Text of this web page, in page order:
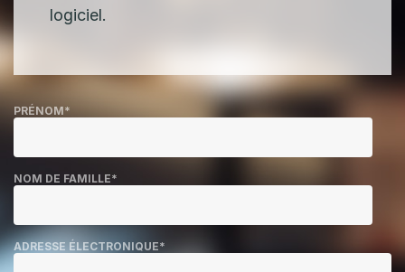
o
d
u
i
t
s
logiciel.
PRÉNOM*
NOM DE FAMILLE*
ADRESSE ÉLECTRONIQUE*